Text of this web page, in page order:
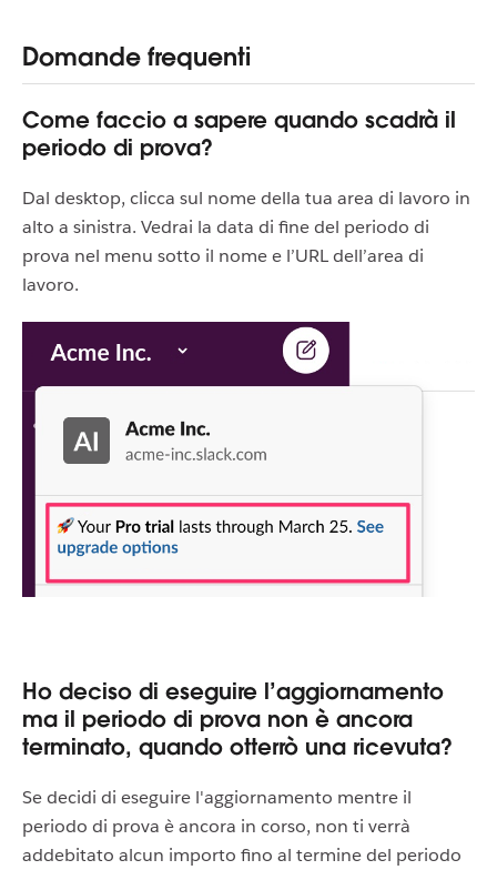
Domande frequenti
Come faccio a sapere quando scadrà il
periodo di prova?
Dal desktop, clicca sul nome della tua area di lavoro in
alto a sinistra. Vedrai la data di fine del periodo di
prova nel menu sotto il nome e l’URL dell’area di
lavoro.
Ho deciso di eseguire l’aggiornamento
ma il periodo di prova non è ancora
terminato, quando otterrò una ricevuta?
Se decidi di eseguire l'aggiornamento mentre il
periodo di prova è ancora in corso, non ti verrà
addebitato alcun importo fino al termine del periodo